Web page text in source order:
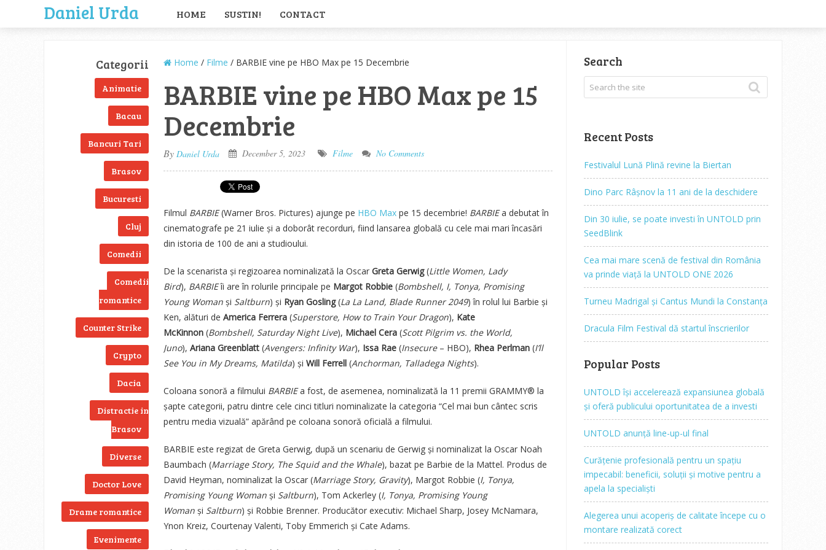
Daniel Urda HOME SUSTIN! CONTACT
Categorii
Animatie
Bacau
Bancuri Tari
Brasov
Bucuresti
Cluj
Comedii
Comedii
romantice
Counter Strike
Crypto
Dacia
Distractie in
Brasov
Diverse
Doctor Love
Drame romantice
Evenimente
Home / Filme / BARBIE vine pe HBO Max pe 15 Decembrie
BARBIE vine pe HBO Max pe 15
Decembrie
By Daniel Urda December 5, 2023 Filme No Comments
Filmul BARBIE(Warner Bros. Pictures) ajunge pe HBO Max pe 15 decembrie! BARBIEa debutat în
cinematografe pe 21 iulie și a doborât recorduri, fiind lansarea globală cu cele mai mari încasări
din istoria de 100 de ani a studioului.
De la scenarista și regizoarea nominalizată la Oscar Greta Gerwig(Little Women, Lady
Bird), BARBIEîi are în rolurile principale pe Margot Robbie (Bombshell, I, Tonya, Promising
Young Woman și Saltburn) și Ryan Gosling(La La Land, Blade Runner 2049) în rolul lui Barbie și
Ken, alături de America Ferrera (Superstore, How to Train Your Dragon), Kate
McKinnon (Bombshell, Saturday Night Live), Michael Cera (Scott Pilgrim vs. the World,
Juno), Ariana Greenblatt (Avengers: Infinity War), Issa Rae (Insecure– HBO), Rhea Perlman (I’ll
See You in My Dreams, Matilda) și Will Ferrell (Anchorman, Talladega Nights).
Coloana sonoră a filmului BARBIEa fost, de asemenea, nominalizată la 11 premii GRAMMY® la
șapte categorii, patru dintre cele cinci titluri nominalizate la categoria “Cel mai bun cântec scris
pentru media vizuală” apărând pe coloana sonoră oficială a filmului.
BARBIE este regizat de Greta Gerwig, după un scenariu de Gerwig și nominalizat la Oscar Noah
Baumbach (Marriage Story, The Squid and the Whale), bazat pe Barbie de la Mattel. Produs de
David Heyman, nominalizat la Oscar (Marriage Story, Gravity), Margot Robbie (I, Tonya,
Promising Young Woman și Saltburn), Tom Ackerley (I, Tonya, Promising Young
Woman și Saltburn) și Robbie Brenner. Producător executiv: Michael Sharp, Josey McNamara,
Ynon Kreiz, Courtenay Valenti, Toby Emmerich și Cate Adams.
Search
Recent Posts
Festivalul Lună Plină revine la Biertan
Dino Parc Râșnov la 11 ani de la deschidere
Din 30 iulie, se poate investi în UNTOLD prin
SeedBlink
Cea mai mare scenă de festival din România
va prinde viață la UNTOLD ONE 2026
Turneu Madrigal și Cantus Mundi la Constanța
Dracula Film Festival dă startul înscrierilor
Popular Posts
UNTOLD își accelerează expansiunea globală
și oferă publicului oportunitatea de a investi
UNTOLD anunță line-up-ul final
Curățenie profesională pentru un spațiu
impecabil: beneficii, soluții și motive pentru a
apela la specialiști
Alegerea unui acoperiș de calitate începe cu o
montare realizată corect